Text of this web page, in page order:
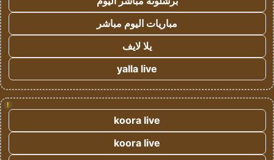
مباريات اليوم مباشر
يلا لايف
yalla live
!
koora live
koora live